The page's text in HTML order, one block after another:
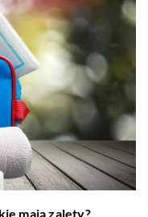
mają zalety?